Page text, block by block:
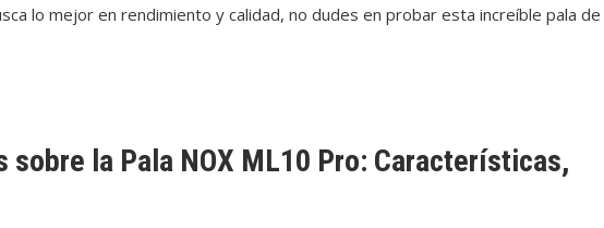
lo mejor en rendimiento y calidad, no dudes en probar esta increíble pala de
sobre la Pala NOX ML10 Pro: Características,